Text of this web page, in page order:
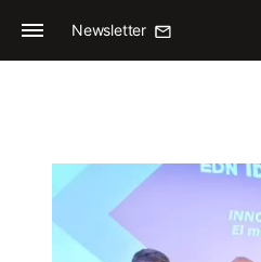
Newsletter